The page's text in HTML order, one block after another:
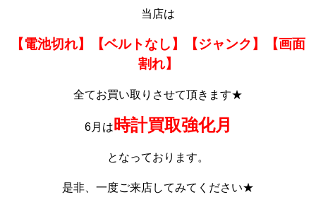
当店は
【電池切れ】【ベルトなし】【ジャンク】【画面
割れ】
全てお買い取りさせて頂きます★
6月は 時計買取強化月
となっております。
是非、一度ご来店してみてください★